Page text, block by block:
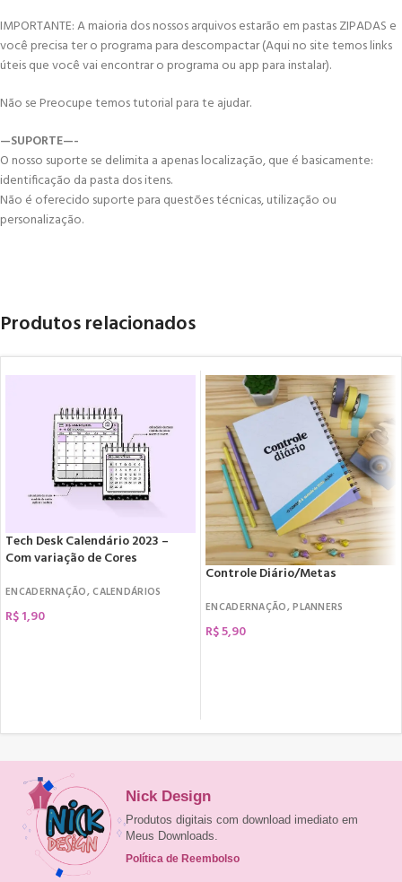
IMPORTANTE: A maioria dos nossos arquivos estarão em pastas ZIPADAS e
você precisa ter o programa para descompactar (Aqui no site temos links
úteis que você vai encontrar o programa ou app para instalar).
Não se Preocupe temos tutorial para te ajudar.
—SUPORTE—-
O nosso suporte se delimita a apenas localização, que é basicamente:
identificação da pasta dos itens.
Não é oferecido suporte para questões técnicas, utilização ou
personalização.
Produtos relacionados
Tech Desk Calendário 2023 –
Com variação de Cores
ENCADERNAÇÃO,CALENDÁRIOS
R$1,90
Controle Diário/Metas
ENCADERNAÇÃO,PLANNERS
R$5,90
Nick Design
Produtos digitais com download imediato em
Meus Downloads.
Política de Reembolso